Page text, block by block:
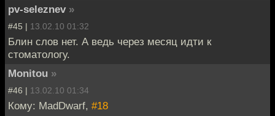
pv-seleznev »
#45 | 13.02.10 01:32
Блин слов нет. А ведь через месяц идти к
стоматологу.
Monitou »
#46 | 13.02.10 01:34
Кому: MadDwarf, #18